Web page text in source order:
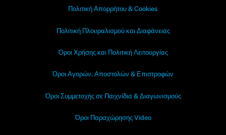
Πολιτική Απορρήτου & Cookies
Πολιτική Πλουραλισμού και Διαφάνειας
Όροι Χρήσης και Πολιτική Λειτουργίας
Όροι Αγορών, Αποστολών & Επιστροφών
Όροι Συμμετοχής σε Παιχνίδια & Διαγωνισμούς
Όροι Παραχώρησης Video